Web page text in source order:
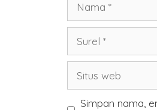
web
Simpan nama,